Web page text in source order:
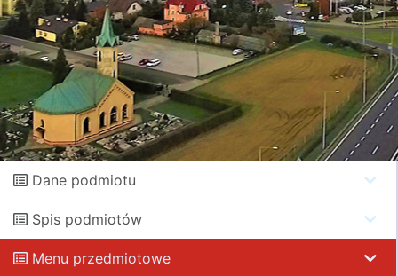
Dane podmiotu
Spis podmiotów
Menu przedmiotowe